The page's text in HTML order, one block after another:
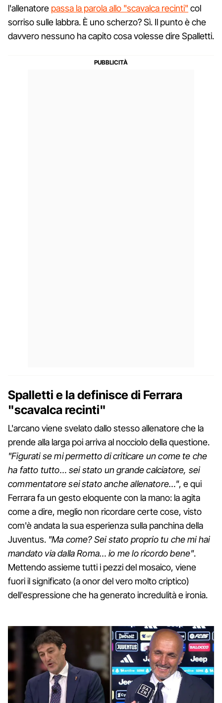
l'allenatore passa la parola allo "scavalca recinti" col
sorriso sulle labbra. È uno scherzo? Sì. Il punto è che
davvero nessuno ha capito cosa volesse dire Spalletti.
Spalletti e la definisce di Ferrara
"scavalca recinti"
L'arcano viene svelato dallo stesso allenatore che la
prende alla larga poi arriva al nocciolo della questione.
"Figurati se mi permetto di criticare un come te che
ha fatto tutto… sei stato un grande calciatore, sei
commentatore sei stato anche allenatore…", e qui
Ferrara fa un gesto eloquente con la mano: la agita
come a dire, meglio non ricordare certe cose, visto
com'è andata la sua esperienza sulla panchina della
Juventus. "Ma come? Sei stato proprio tu che mi hai
mandato via dalla Roma… io me lo ricordo bene".
Mettendo assieme tutti i pezzi del mosaico, viene
fuori il significato (a onor del vero molto criptico)
dell'espressione che ha generato incredulità e ironia.